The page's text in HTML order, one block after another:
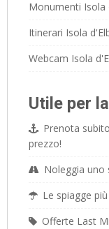
Monumenti Isola
Itinerari Isola
Webcam Isola
Utile per
Prenota
prezzo!
Noleggia uno
Le spiagge
Offerte Last